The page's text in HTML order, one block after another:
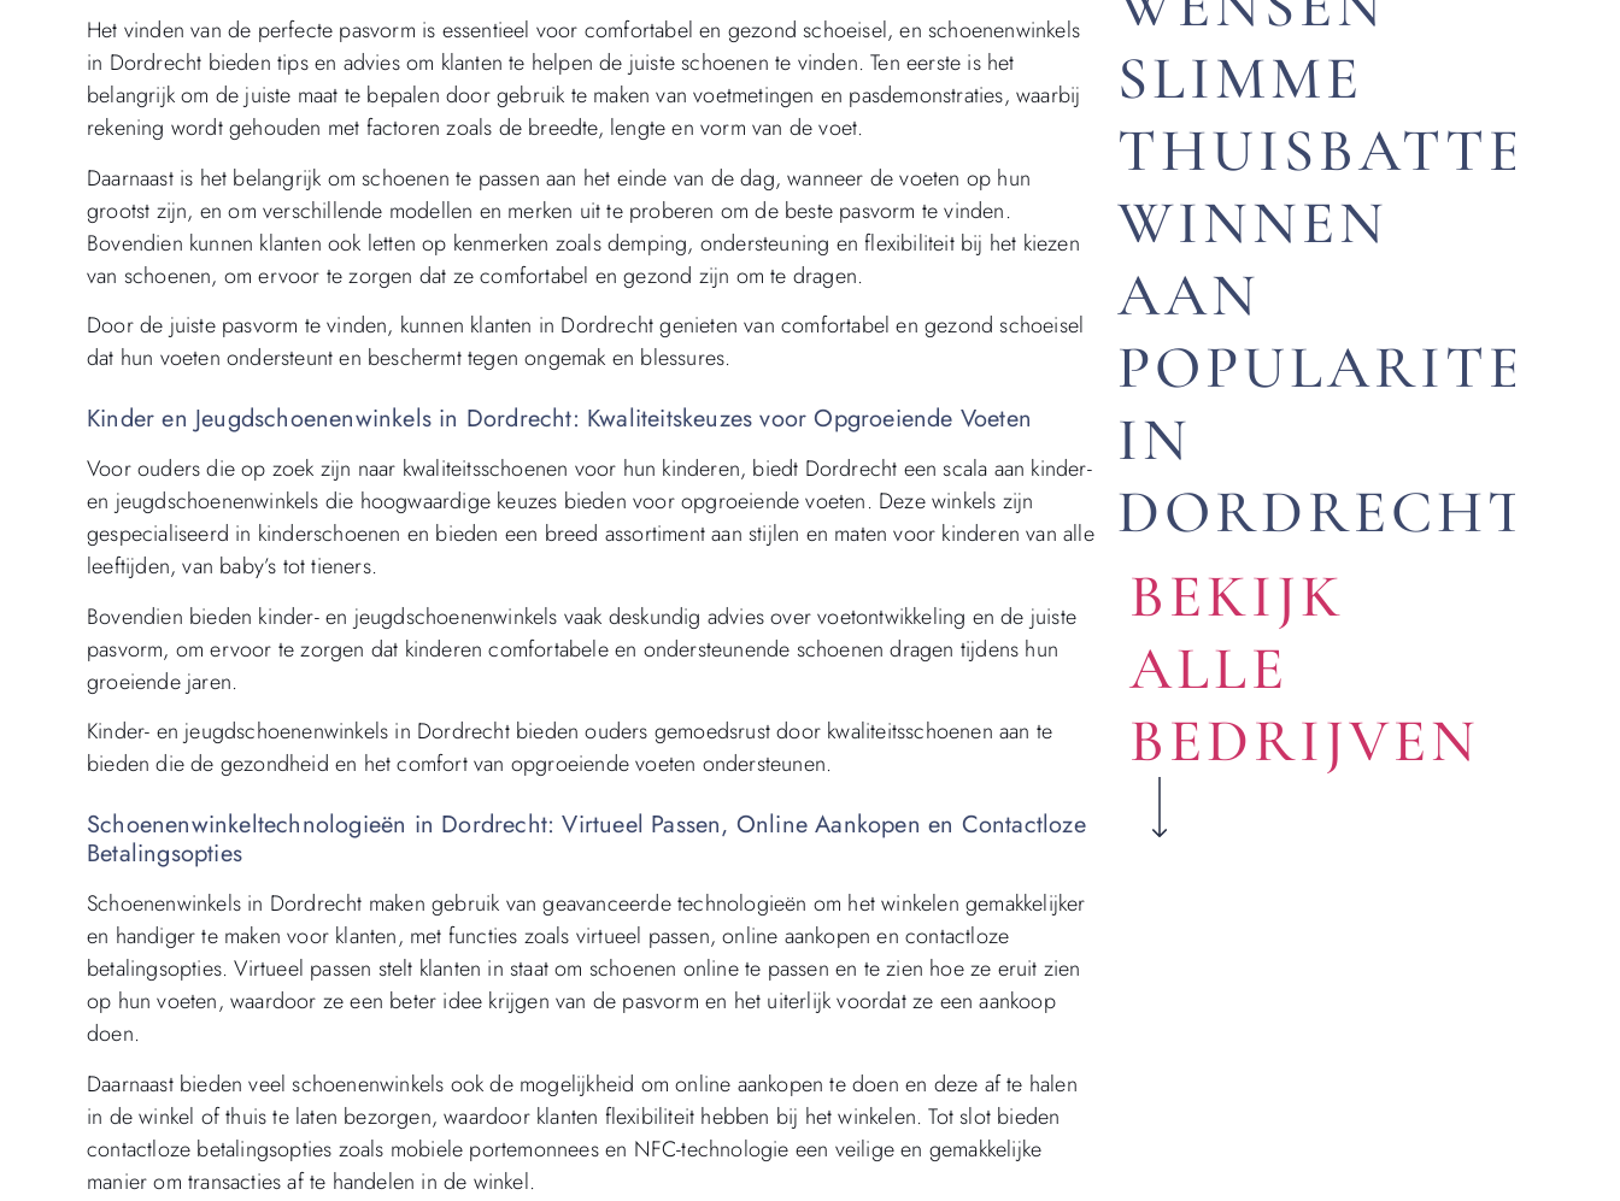
Het vinden van de perfecte pasvorm is essentieel voor comfortabel en gezond schoeisel, en schoenenwinkels
in Dordrecht bieden tips en advies om klanten te helpen de juiste schoenen te vinden. Ten eerste is het
belangrijk om de juiste maat te bepalen door gebruik te maken van voetmetingen en pasdemonstraties, waarbij
rekening wordt gehouden met factoren zoals de breedte, lengte en vorm van de voet.
Daarnaast is het belangrijk om schoenen te passen aan het einde van de dag, wanneer de voeten op hun
grootst zijn, en om verschillende modellen en merken uit te proberen om de beste pasvorm te vinden.
Bovendien kunnen klanten ook letten op kenmerken zoals demping, ondersteuning en flexibiliteit bij het kiezen
van schoenen, om ervoor te zorgen dat ze comfortabel en gezond zijn om te dragen.
Door de juiste pasvorm te vinden, kunnen klanten in Dordrecht genieten van comfortabel en gezond schoeisel
dat hun voeten ondersteunt en beschermt tegen ongemak en blessures.
Kinder en Jeugdschoenenwinkels in Dordrecht: Kwaliteitskeuzes voor Opgroeiende Voeten
Voor ouders die op zoek zijn naar kwaliteitsschoenen voor hun kinderen, biedt Dordrecht een scala aan kinder-
en jeugdschoenenwinkels die hoogwaardige keuzes bieden voor opgroeiende voeten. Deze winkels zijn
gespecialiseerd in kinderschoenen en bieden een breed assortiment aan stijlen en maten voor kinderen van alle
leeftijden, van baby’s tot tieners.
Bovendien bieden kinder- en jeugdschoenenwinkels vaak deskundig advies over voetontwikkeling en de juiste
pasvorm, om ervoor te zorgen dat kinderen comfortabele en ondersteunende schoenen dragen tijdens hun
groeiende jaren.
Kinder- en jeugdschoenenwinkels in Dordrecht bieden ouders gemoedsrust door kwaliteitsschoenen aan te
bieden die de gezondheid en het comfort van opgroeiende voeten ondersteunen.
Schoenenwinkeltechnologieën in Dordrecht: Virtueel Passen, Online Aankopen en Contactloze
Betalingsopties
Schoenenwinkels in Dordrecht maken gebruik van geavanceerde technologieën om het winkelen gemakkelijker
en handiger te maken voor klanten, met functies zoals virtueel passen, online aankopen en contactloze
betalingsopties. Virtueel passen stelt klanten in staat om schoenen online te passen en te zien hoe ze eruit zien
op hun voeten, waardoor ze een beter idee krijgen van de pasvorm en het uiterlijk voordat ze een aankoop
doen.
Daarnaast bieden veel schoenenwinkels ook de mogelijkheid om online aankopen te doen en deze af te halen
in de winkel of thuis te laten bezorgen, waardoor klanten flexibiliteit hebben bij het winkelen. Tot slot bieden
contactloze betalingsopties zoals mobiele portemonnees en NFC-technologie een veilige en gemakkelijke
manier om transacties af te handelen in de winkel.
SLIMME
WINNEN
AAN
POPULARITEIT
IN
DORDRECHT
BEKIJK
ALLE
BEDRIJVEN